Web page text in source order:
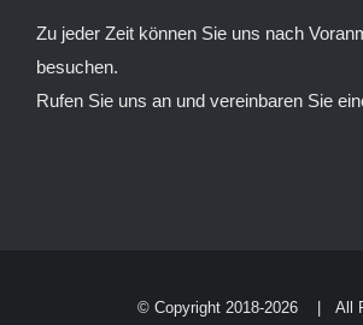
Zu jeder Zeit können Sie uns nach
besuchen.
Rufen Sie uns an und vereinbaren Sie
© Copyright 2018-2026 | All